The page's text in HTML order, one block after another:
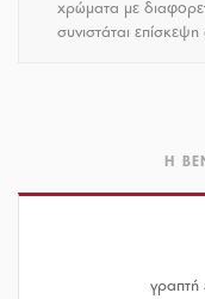
χρώματα με
συνιστάται επίσκεψη
Η
γραπτή